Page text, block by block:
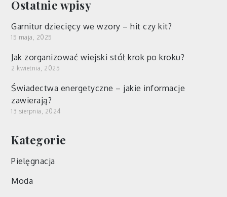
Ostatnie wpisy
Garnitur dziecięcy we wzory – hit czy kit?
15 maja, 2025
Jak zorganizować wiejski stół krok po kroku?
2 kwietnia, 2025
Świadectwa energetyczne – jakie informacje
zawierają?
13 sierpnia, 2024
Kategorie
Pielęgnacja
Moda